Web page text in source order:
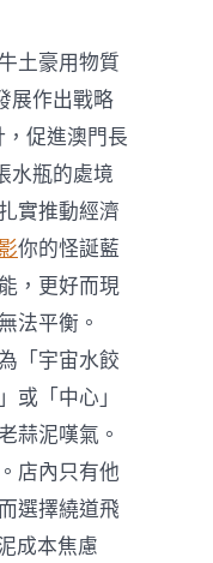
土豪用物質
展作出戰略
，促進澳門長
水瓶的處境
實推動經濟
你的怪誕藍
，更好而現
法平衡。
「宇宙水餃
「中心」
蒜泥嘆氣。
店內只有他
選擇繞道飛
成本焦慮